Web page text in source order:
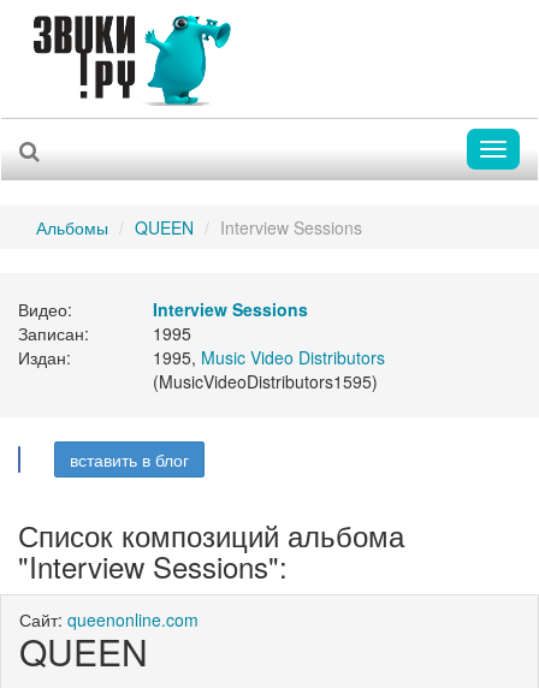
Альбомы QUEEN Interview Sessions
Видео:
Interview Sessions
Записан:
1995
Издан:
1995, Music Video Distributors
(MusicVideoDistributors1595)
вставить в блог
Список композиций альбома
"Interview Sessions":
Сайт: queenonline.com
QUEEN